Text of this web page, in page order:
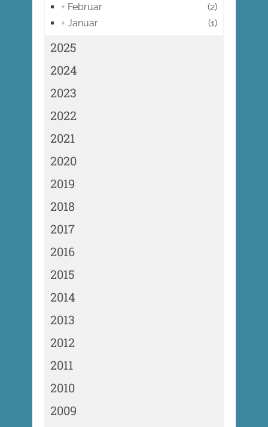
+ Februar
(2)
+ Januar (1)
2025
2024
2023
2022
2021
2020
2019
2018
2017
2016
2015
2014
2013
2012
2011
2010
2009